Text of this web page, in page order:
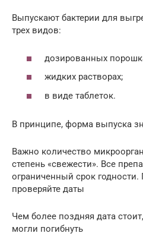
Выпускают бактерии для
трех видов:
дозированных
жидких растворах;
в виде таблеток.
В принципе, форма выпуска
Важно количество
степень «свежести». Все
ограниченный срок годности.
проверяйте даты
Чем более поздняя дата
могли погибнуть